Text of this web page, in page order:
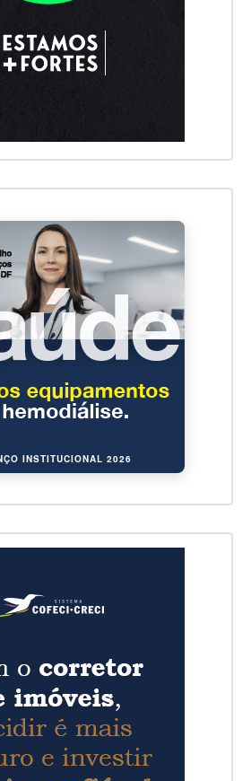
INSTITUCIONAL 2026